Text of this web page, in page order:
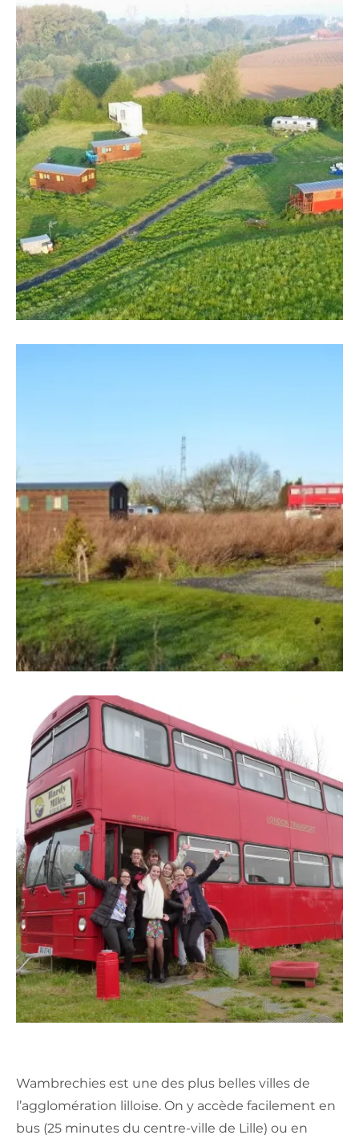
Wambrechies est une des plus belles villes de
l’agglomération lilloise. On y accède facilement en
bus (25 minutes du centre-ville de Lille) ou en